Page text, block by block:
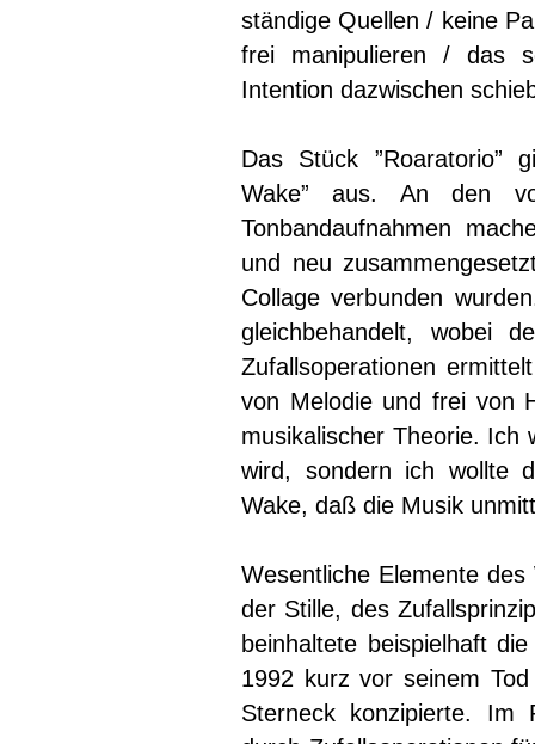
ständige Quellen / keine
frei manipulieren / das
Intention dazwischen
Das Stück ”Roaratorio”
Wake” aus. An den
Tonbandaufnahmen
und neu
Collage verbunden
gleichbehandelt, wobei
Zufallsoperationen
von Melodie und frei von
musikalischer Theorie. Ich
wird, sondern ich wollte
Wake, daß die Musik
Wesentliche Elemente
der Stille, des
beinhaltete beispielhaft
1992 kurz vor seinem
Sterneck konzipierte. Im